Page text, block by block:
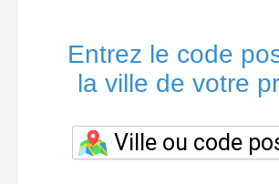
Entrez le code
la ville de votre